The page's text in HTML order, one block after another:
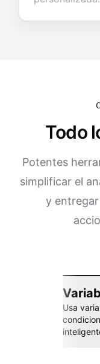
Todo
Potentes
simplificar el
y
Usa